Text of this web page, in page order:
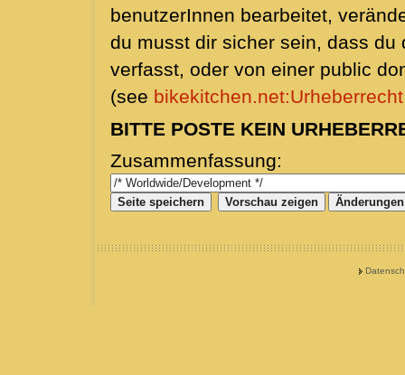
benutzerInnen bearbeitet,
du musst dir sicher sein, dass
verfasst, oder von einer public
(see bikekitchen.net:Urheberrecht
BITTE POSTE KEIN
Zusammenfassung: